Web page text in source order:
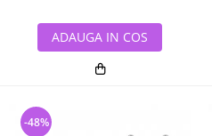
ADAUGA IN COS
-48%